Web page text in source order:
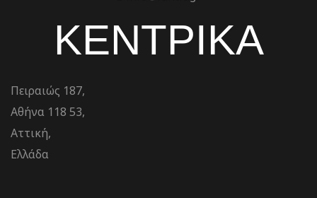
ΚΕΝΤΡΙΚΑ
Πειραιώς 187,
Αθήνα 118 53,
Αττική,
Ελλάδα